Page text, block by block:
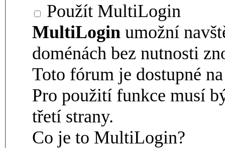
Použít MultiLogin
MultiLogin umožní
doménách bez nutnosti
Toto fórum je dostupné
Pro použití funkce musí
třetí strany.
Co je to MultiLogin?